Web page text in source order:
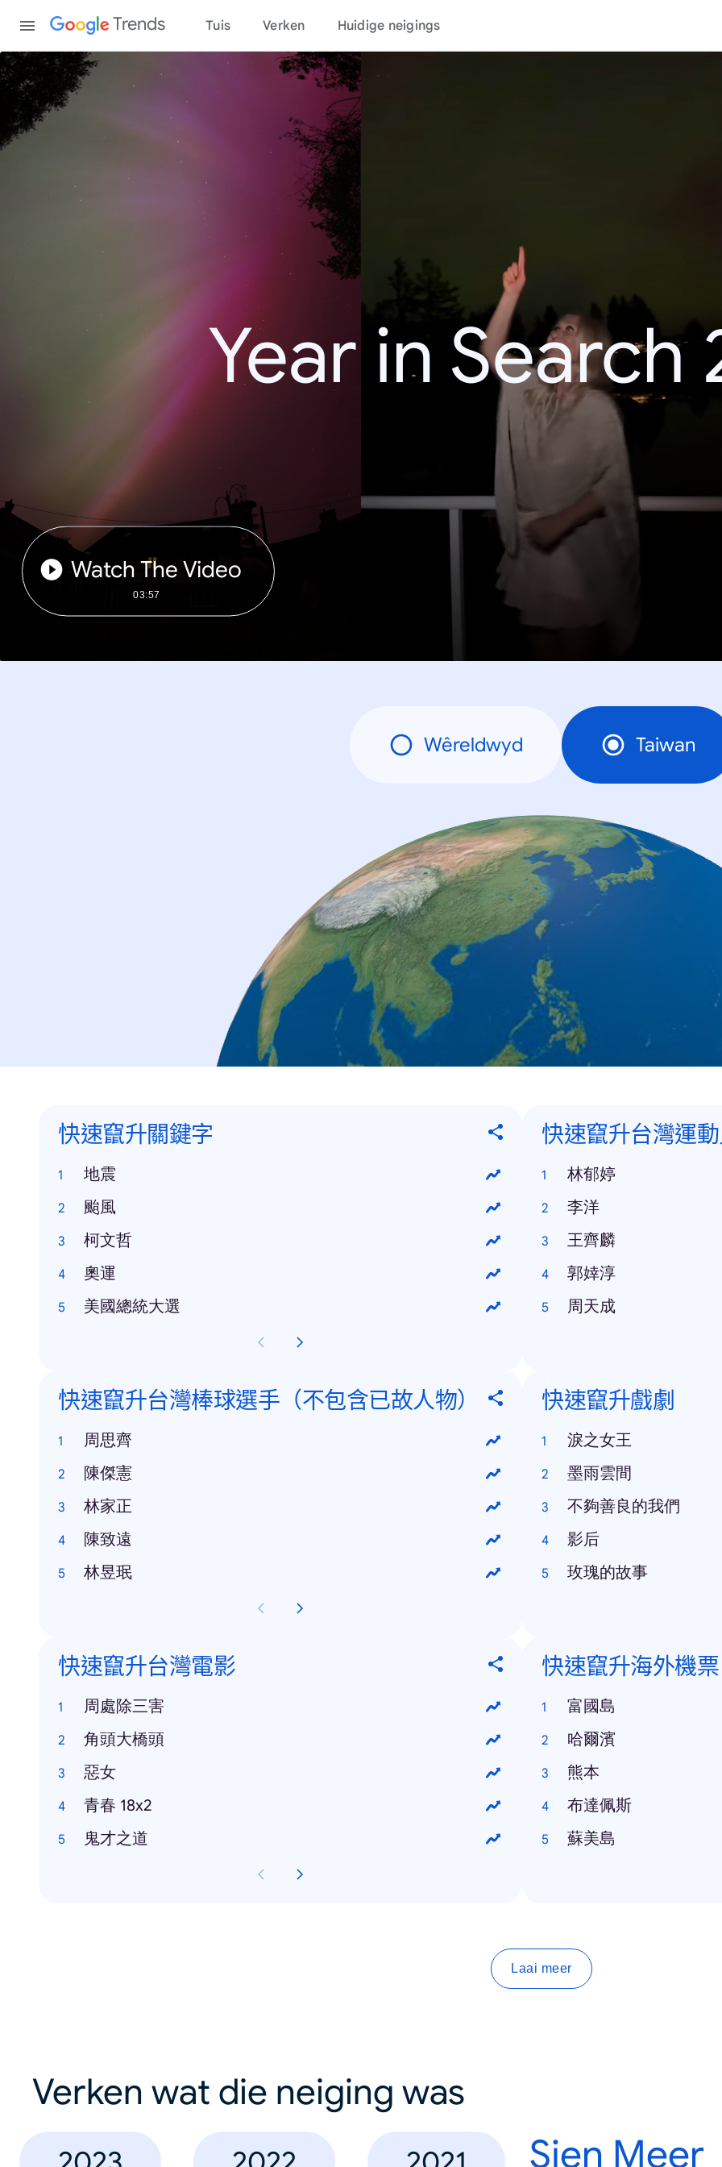
Trends Tuis Verken Huidige neigings
Year in Search
Watch The Video
03:57
Wêreldwyd Taiwan
快速竄升關鍵字
地震
颱風
柯文哲
奧運
美國總統大選
快速竄升台灣運
林郁婷
李洋
王齊麟
郭婞淳
周天成
快速竄升台灣棒球選手（不包含已故人物）
周思齊
陳傑憲
林家正
陳致遠
林昱珉
快速竄升戲劇
淚之女王
墨雨雲間
不夠善良的我們
影后
玫瑰的故事
快速竄升台灣電影
周處除三害
角頭大橋頭
惡女
青春 18x2
鬼才之道
快速竄升海外機
富國島
哈爾濱
熊本
布達佩斯
蘇美島
Laai meer
Verken wat die neiging was
Sien Meer